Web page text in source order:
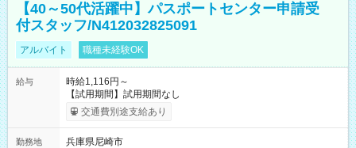
【40～50代活躍中】パスポートセンター申請受
付スタッフ/N412032825091
アルバイト 職種未経験OK
給与
時給1,116円～
【試用期間】試用期間なし
交通費別途支給あり
勤務地
兵庫県尼崎市